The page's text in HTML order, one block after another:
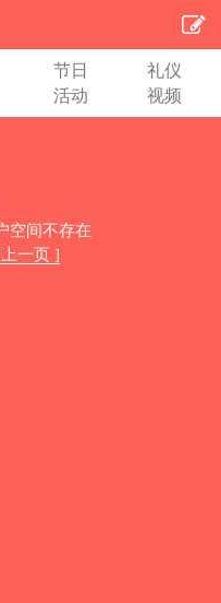
节日
礼仪
活动 视频
空间不存在
一页 ]